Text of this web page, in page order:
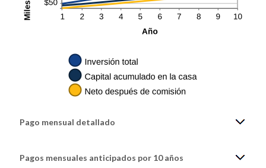
Pago mensual detallado
Pagos mensuales anticipados por 10 años